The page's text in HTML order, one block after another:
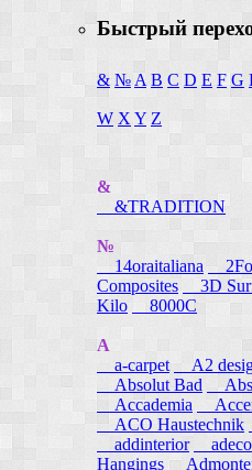
Быстрый
& № A B C D E F G
W X Y Z
&
&TRADITION
№
14oraitaliana
Composites
3D
Kilo
8000C
A
a-carpet
A2
Absolut Bad
Accademia
ACO Haustechnik
addinterior
adeco
Hangings